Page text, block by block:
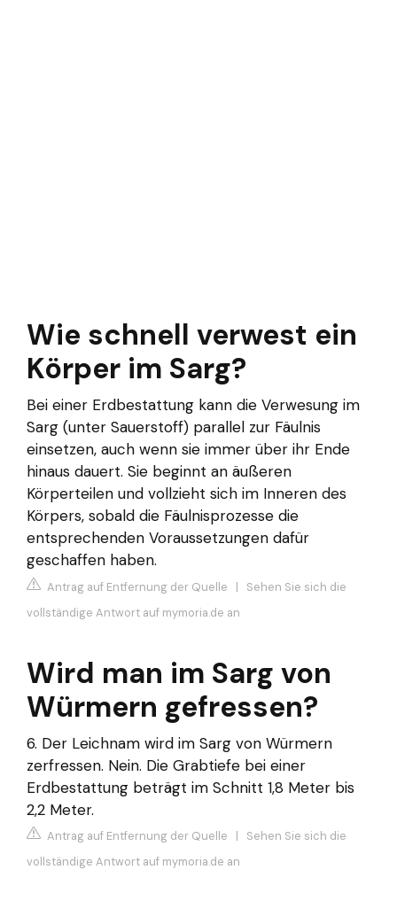
Wie schnell verwest ein
Körper im Sarg?
Bei einer Erdbestattung kann die Verwesung im
Sarg (unter Sauerstoff) parallel zur Fäulnis
einsetzen, auch wenn sie immer über ihr Ende
hinaus dauert. Sie beginnt an äußeren
Körperteilen und vollzieht sich im Inneren des
Körpers, sobald die Fäulnisprozesse die
entsprechenden Voraussetzungen dafür
geschaffen haben.
Antrag auf Entfernung der Quelle | Sehen Sie sich die
vollständige Antwort auf mymoria.de an
Wird man im Sarg von
Würmern gefressen?
6. Der Leichnam wird im Sarg von Würmern
zerfressen. Nein. Die Grabtiefe bei einer
Erdbestattung beträgt im Schnitt 1,8 Meter bis
2,2 Meter.
Antrag auf Entfernung der Quelle | Sehen Sie sich die
vollständige Antwort auf mymoria.de an